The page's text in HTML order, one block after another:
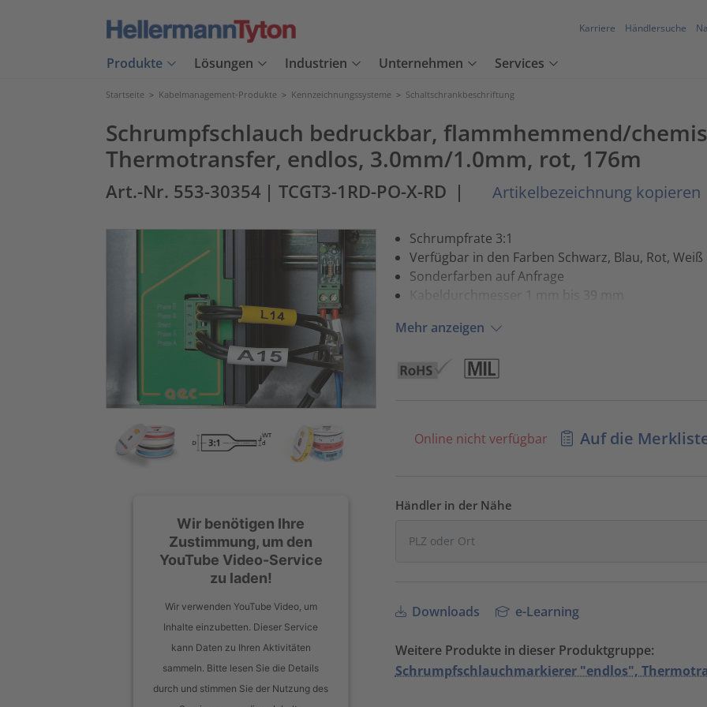
Karriere Händlersuche
Produkte Lösungen Industrien Unternehmen Services
Startseite > Kabelmanagement-Produkte > Kennzeichnungssysteme > Schaltschrankbeschriftung
Schrumpfschlauch bedruckbar, flammhemmend/
Thermotransfer, endlos, 3.0mm/1.0mm, rot, 176m
Art.-Nr. 553-30354 | TCGT3-1RD-PO-X-RD | Artikelbezeichnung kopieren
Wir benötigen Ihre
Zustimmung, um den
YouTube Video-Service
zu laden!
Wir verwenden YouTube Video, um
Inhalte einzubetten. Dieser Service
kann Daten zu Ihren Aktivitäten
sammeln. Bitte lesen Sie die Details
durch und stimmen Sie der Nutzung des
Schrumpfrate 3:1
Verfügbar in den Farben Schwarz, Blau, Rot,
Sonderfarben auf Anfrage
Kabeldurchmesser 1 mm bis 39 mm
Mehr anzeigen
Online nicht verfügbar Auf die
Händler in der Nähe
Downloads e-Learning
Weitere Produkte in dieser Produktgruppe:
Schrumpfschlauchmarkierer "endlos",